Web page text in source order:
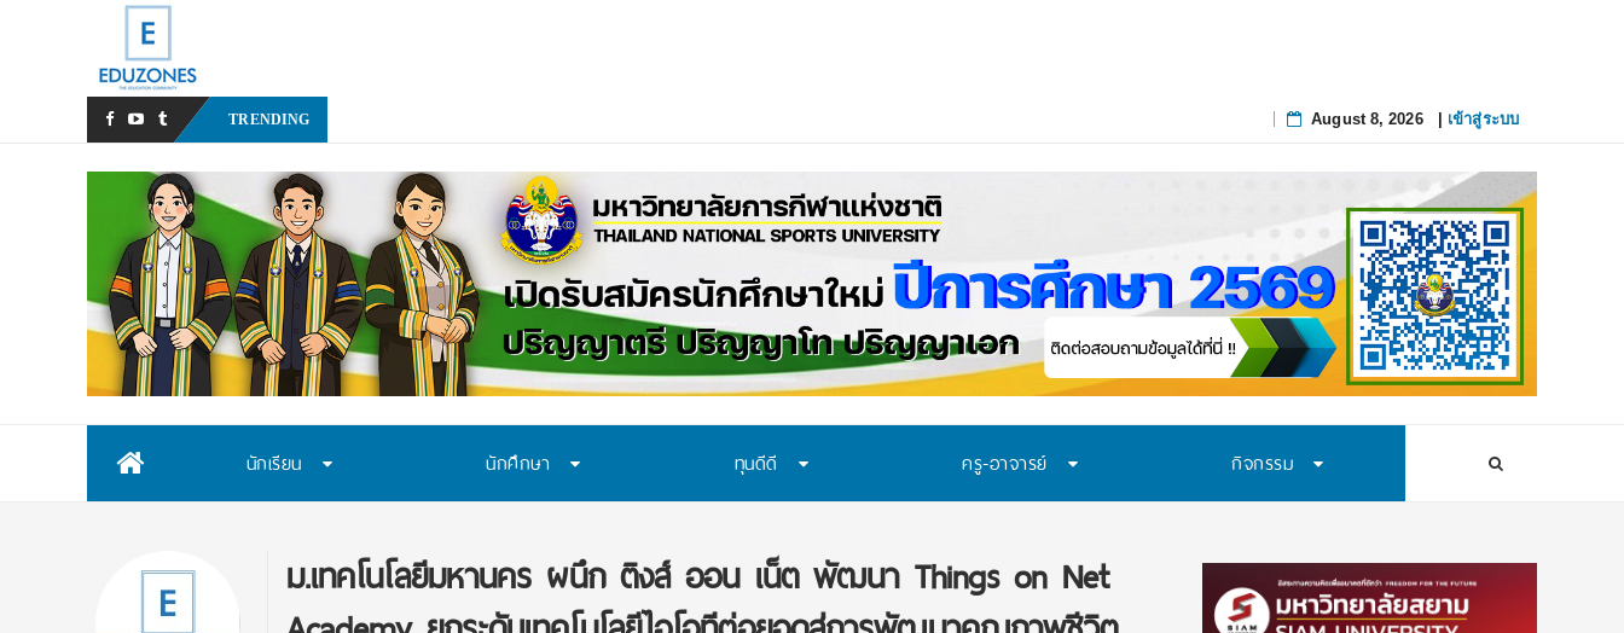
TRENDING August 8, 2026| เข้าสู่ระบบ
นักเรียน นักศึกษา ทุนดีดี ครู-อาจารย์ กิจกรรม
ม.เทคโนโลยีมหานคร ผนึก ติงส์ ออน เน็ต พัฒนา Things on Net